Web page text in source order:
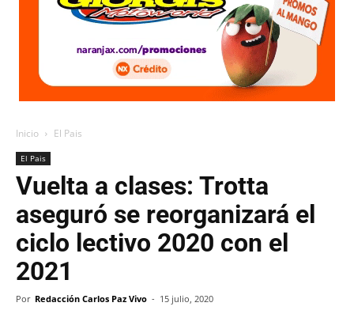
Inicio El Pais
El Pais
Vuelta a clases: Trotta
aseguró se reorganizará el
ciclo lectivo 2020 con el
2021
Por Redacción Carlos Paz Vivo - 15 julio, 2020